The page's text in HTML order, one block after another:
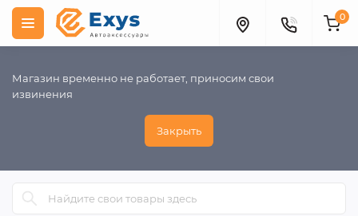
Магазин временно не работает, приносим свои
извинения
Закрыть
0